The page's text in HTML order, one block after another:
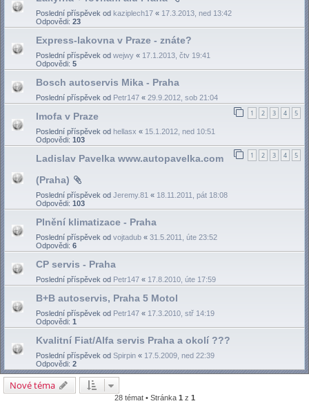
Poslední příspěvek od kaziplech17 « 17.3.2013, ned 13:42
Odpovědi: 23
Express-lakovna v Praze - znáte?
Poslední příspěvek od wejwy « 17.1.2013, čtv 19:41
Odpovědi: 5
Bosch autoservis Mika - Praha
Poslední příspěvek od Petr147 « 29.9.2012, sob 21:04
1 2 3 4 5
Imofa v Praze
Poslední příspěvek od hellasx « 15.1.2012, ned 10:51
Odpovědi: 103
1 2 3 4 5
Ladislav Pavelka www.autopavelka.com
(Praha)
Poslední příspěvek od Jeremy.81 « 18.11.2011, pát 18:08
Odpovědi: 103
Plnění klimatizace - Praha
Poslední příspěvek od vojtadub « 31.5.2011, úte 23:52
Odpovědi: 6
CP servis - Praha
Poslední příspěvek od Petr147 « 17.8.2010, úte 17:59
B+B autoservis, Praha 5 Motol
Poslední příspěvek od Petr147 « 17.3.2010, stř 14:19
Odpovědi: 1
Kvalitní Fiat/Alfa servis Praha a okolí ???
Poslední příspěvek od Spirpin « 17.5.2009, ned 22:39
Odpovědi: 2
Nové téma
28 témat • Stránka 1 z 1